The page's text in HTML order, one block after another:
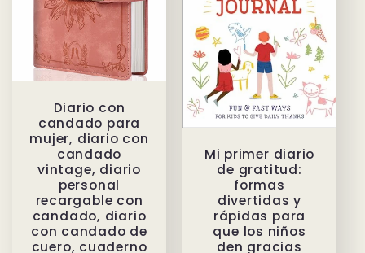
Diario con
candado para
mujer, diario con
candado
vintage, diario
personal
recargable con
candado, diario
con candado de
cuero, cuaderno
Mi primer diario
de gratitud:
formas
divertidas y
rápidas para
que los niños
den gracias